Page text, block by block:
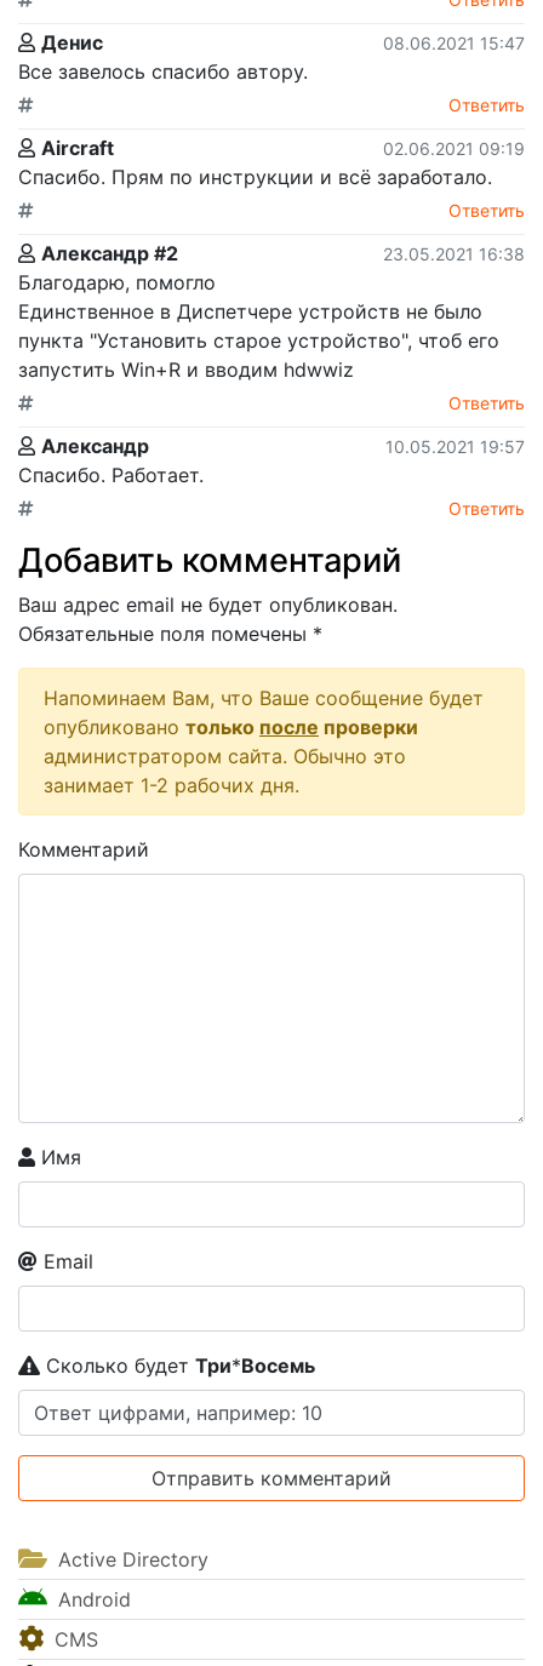
Денис 08.06.2021 15:47
Все завелось спасибо автору.
Ответить
Aircraft 02.06.2021 09:19
Спасибо. Прям по инструкции и всё заработало.
Ответить
Александр #2 23.05.2021 16:38
Благодарю, помогло
Единственное в Диспетчере устройств не было
пункта "Установить старое устройство", чтоб его
запустить Win+R и вводим hdwwiz
Ответить
Александр 10.05.2021 19:57
Спасибо. Работает.
Ответить
Добавить комментарий
Ваш адрес email не будет опубликован.
Обязательные поля помечены *
Напоминаем Вам, что Ваше сообщение будет
опубликовано только после проверки
администратором сайта. Обычно это
занимает 1-2 рабочих дня.
Комментарий
Имя
Email
Сколько будет Tpи*Boceмь
Active Directory
Android
CMS